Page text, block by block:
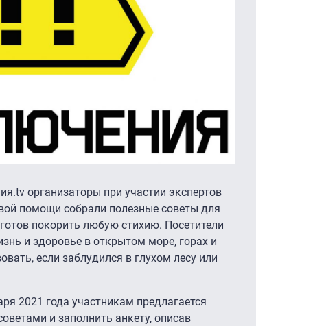
организаторы при участии экспертов
помощи собрали полезные советы для
покорить любую стихию. Посетители
и здоровье в открытом море, горах и
если заблудился в глухом лесу или
2021 года участникам предлагается
и заполнить анкету, описав